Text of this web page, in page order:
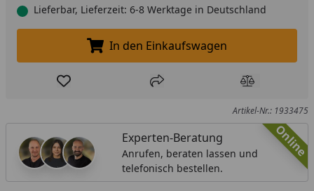
Lieferbar, Lieferzeit: 6-8 Werktage in Deutschland
In den Einkaufswagen legen
In den Einkaufswagen
Produkt zur Wunschliste hinzufügen
Teilen Produkt
Artikel-Nr.: 1933475
Online
Experten-Beratung
Anrufen, beraten lassen und
telefonisch bestellen.